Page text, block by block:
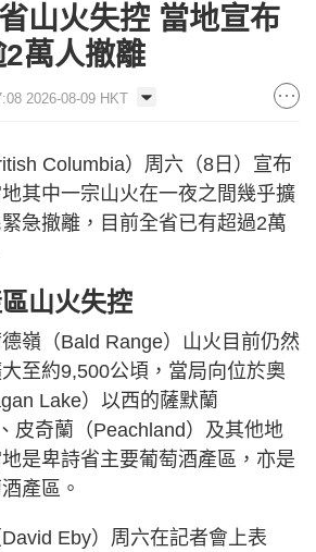
山火失控 當地宣布
萬人撤離
2026-08-09 HKT
Columbia）周六（8日）宣布
其中一宗山火在一夜之間幾乎擴
急撤離，目前全省已有超過2萬
山火失控
嶺（Bald Range）山火目前仍然
至約9,500公頃，當局向位於奧
Lake）以西的薩默蘭
皮奇蘭（Peachland）及其他地
是卑詩省主要葡萄酒產區，亦是
產區。
Eby）周六在記者會上表